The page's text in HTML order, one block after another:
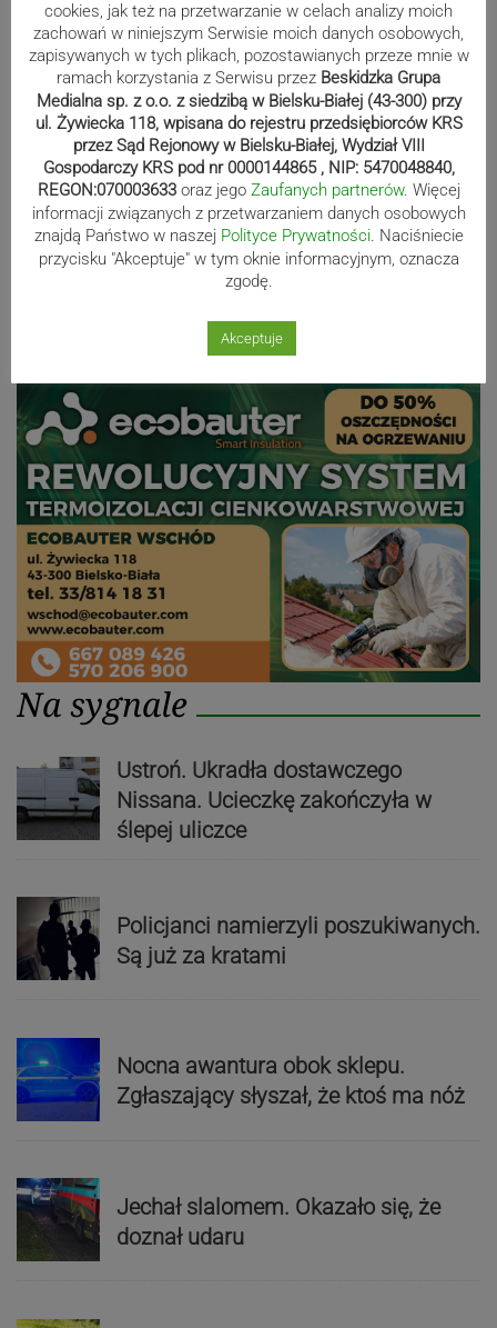
Mistrzowie świata z MCK Żywiec!
ZDJĘCIA
Bracia Szejowie ruszają po kolejne
punkty. Liderzy mistrzostw
wystartują w Rajdzie Rzeszowskim
Na sygnale
Ustroń. Ukradła dostawczego
Nissana. Ucieczkę zakończyła w
ślepej uliczce
Policjanci namierzyli poszukiwanych.
Są już za kratami
Nocna awantura obok sklepu.
Zgłaszający słyszał, że ktoś ma nóż
Jechał slalomem. Okazało się, że
doznał udaru
cookies, jak też na przetwarzanie w celach analizy moich
zachowań w niniejszym Serwisie moich danych osobowych,
zapisywanych w tych plikach, pozostawianych przeze mnie w
ramach korzystania z Serwisu przez Beskidzka Grupa
Medialna sp. z o.o. z siedzibą w Bielsku-Białej (43-300) przy
ul. Żywiecka 118, wpisana do rejestru przedsiębiorców KRS
przez Sąd Rejonowy w Bielsku-Białej, Wydział VIII
Gospodarczy KRS pod nr 0000144865 , NIP: 5470048840,
REGON:070003633 oraz jego Zaufanych partnerów. Więcej
informacji związanych z przetwarzaniem danych osobowych
znajdą Państwo w naszej Polityce Prywatności. Naciśniecie
przycisku "Akceptuje" w tym oknie informacyjnym, oznacza
zgodę.
Akceptuje